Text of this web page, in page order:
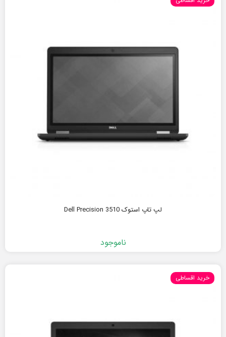
لپ تاپ استوک Dell Precision 3510
ناموجود
خرید اقساطی